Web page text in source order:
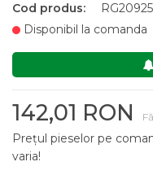
Cod produs:
RG20925
Disponibil la comanda
142,01 RON
Prețul pieselor pe
varia!